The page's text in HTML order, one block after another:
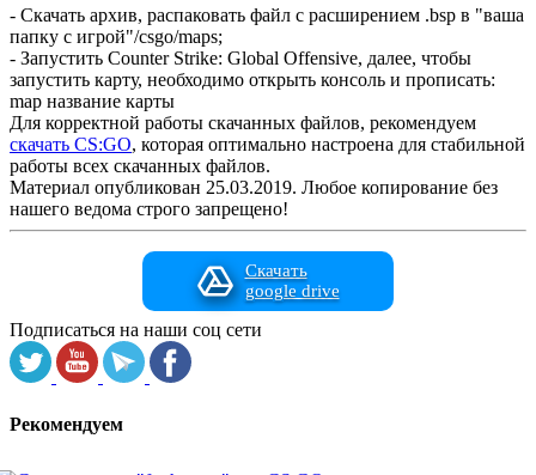
- Скачать архив, распаковать файл с расширением .bsp в "ваша
папку с игрой"/csgo/maps;
- Запустить Counter Strike: Global Offensive, далее, чтобы
запустить карту, необходимо открыть консоль и прописать:
map название карты
Для корректной работы скачанных файлов, рекомендуем
скачать CS:GO, которая оптимально настроена для стабильной
работы всех скачанных файлов.
Материал опубликован 25.03.2019. Любое копирование без
нашего ведома строго запрещено!
Скачать
google drive
Подписаться на наши соц сети
Рекомендуем